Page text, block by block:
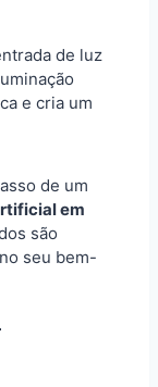
de luz
e cria um
de um
em
são
seu bem-